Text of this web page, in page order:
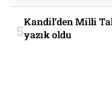
Kandil’den Milli
yazık oldu